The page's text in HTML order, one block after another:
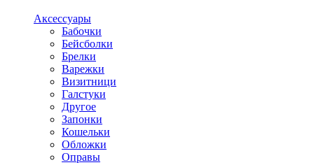
Аксессуары
Бабочки
Бейсболки
Брелки
Варежки
Визитници
Галстуки
Другое
Запонки
Кошельки
Обложки
Оправы